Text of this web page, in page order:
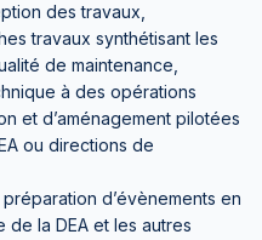
des travaux,
travaux synthétisant les
de maintenance,
à des opérations
et d’aménagement pilotées
ou directions de
d’évènements en
la DEA et les autres